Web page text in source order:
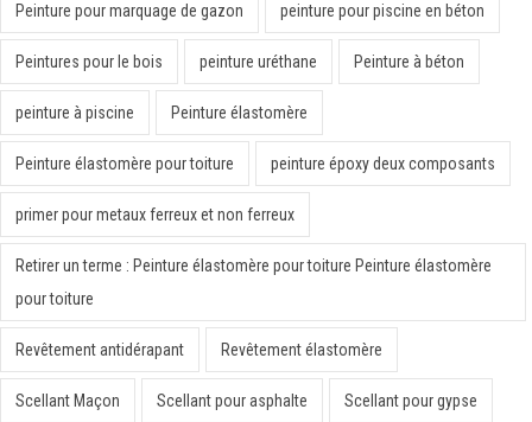
Peinture pour marquage de gazon peinture pour piscine en béton
Peintures pour le bois peinture uréthane Peinture à béton
peinture à piscine Peinture élastomère
Peinture élastomère pour toiture peinture époxy deux composants
primer pour metaux ferreux et non ferreux
Retirer un terme : Peinture élastomère pour toiture Peinture élastomère
pour toiture
Revêtement antidérapant Revêtement élastomère
Scellant Maçon Scellant pour asphalte Scellant pour gypse